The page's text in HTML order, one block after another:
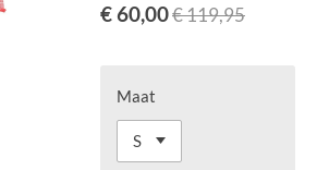
€ 60,00€ 119,95
Maat